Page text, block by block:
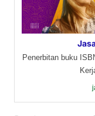
Penerbitan buku